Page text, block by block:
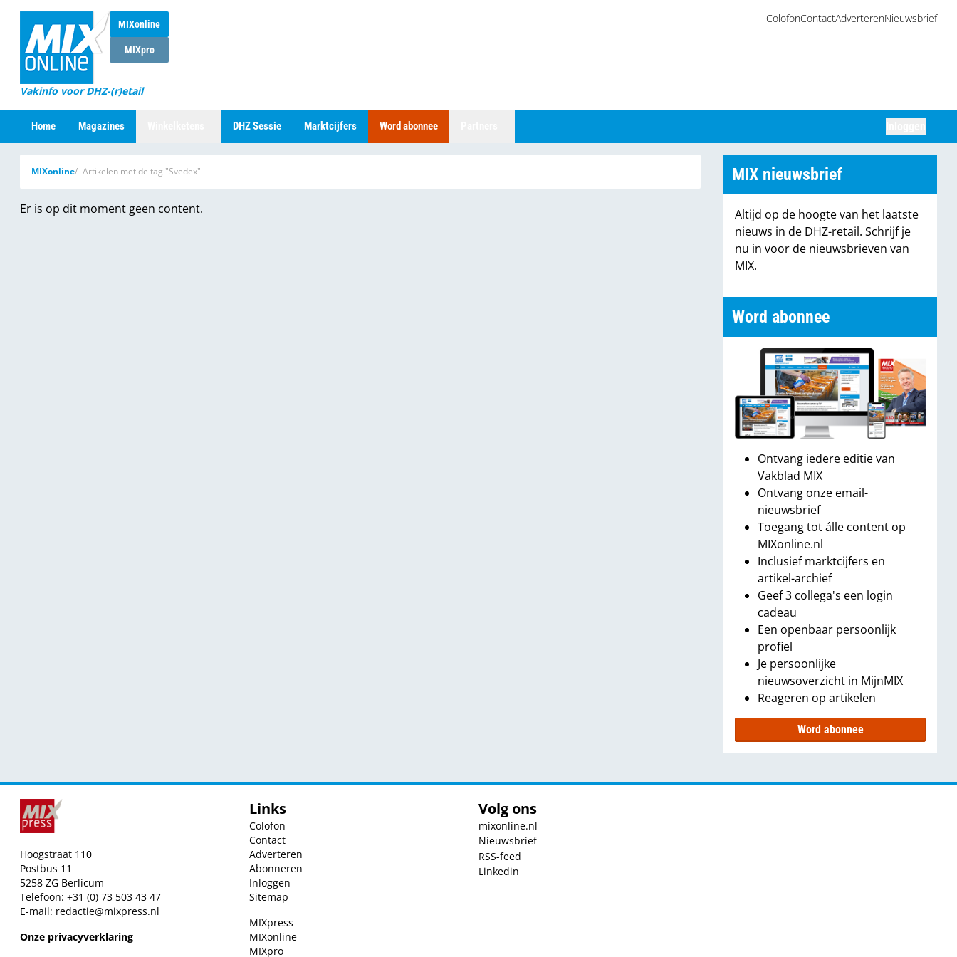
MIXonline
MIXpro
Vakinfo voor DHZ-(r)etail
ColofonContactAdverterenNieuwsbrief
Home Magazines DHZ Sessie Marktcijfers Word abonnee
MIXonline Artikelen met de tag "Svedex"
Er is op dit moment geen content.
MIX nieuwsbrief
Altijd op de hoogte van het laatste
nieuws in de DHZ-retail. Schrijf je
nu in voor de nieuwsbrieven van
MIX.
Word abonnee
Ontvang iedere editie van
Vakblad MIX
Ontvang onze email-
nieuwsbrief
Toegang tot álle content op
MIXonline.nl
Inclusief marktcijfers en
artikel-archief
Geef 3 collega's een login
cadeau
Een openbaar persoonlijk
profiel
Je persoonlijke
nieuwsoverzicht in MijnMIX
Reageren op artikelen
Word abonnee
Hoogstraat 110
Postbus 11
5258 ZG Berlicum
Telefoon: +31 (0) 73 503 43 47
E-mail: redactie@mixpress.nl
Onze privacyverklaring
Links
Colofon
Contact
Adverteren
Abonneren
Inloggen
Sitemap
MIXpress
MIXonline
MIXpro
Volg ons
mixonline.nl
Nieuwsbrief
RSS-feed
Linkedin